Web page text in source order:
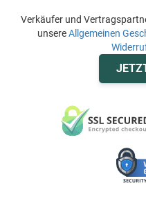
Verkäufer und
unsereAllgemeinen